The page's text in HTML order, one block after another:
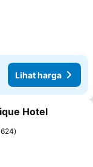
Lihat harga
ke favorit
Hotel
624